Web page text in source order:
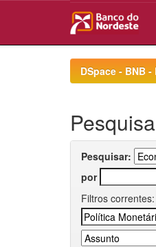
DSpace - BNB
Pesquisar:
por
Filtros correntes: